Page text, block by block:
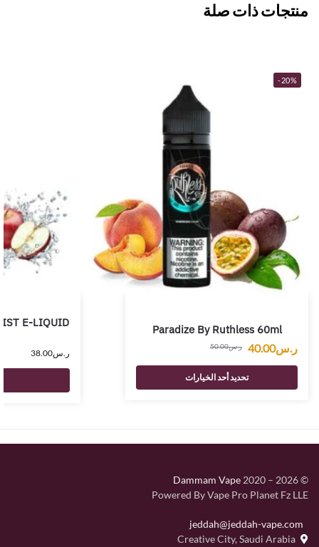
منتجات ذات صلة
-20%
Paradize By Ruthless 60ml
ر.س50.00 ر.س40.00
تحديد أحد الخيارات
E-LIQUID
ر.س38.00
©
Dammam Vape 2020 – 2026
Powered By Vape Pro Planet Fz LLE